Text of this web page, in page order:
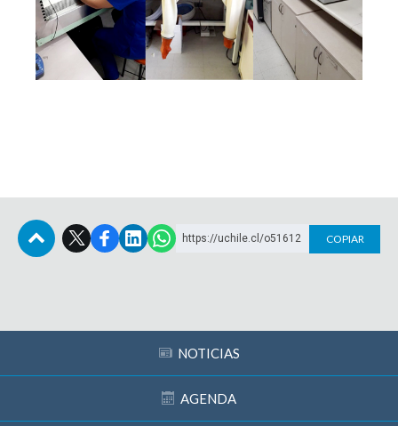
https://uchile.cl/o51612 COPIAR
NOTICIAS
AGENDA